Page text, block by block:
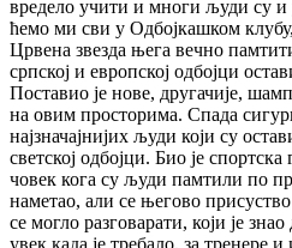
вредело учити и многи људи су и
ћемо ми сви у Одбојкашком
Црвена звезда њега вечно
српској и европској одбојци
Поставио је нове, другачије,
на овим просторима. Спада
најзначајнијих људи који су
светској одбојци. Био је
човек кога су људи памтили по
наметао, али се његово
се могло разговарати, који је
увек када је требало, за тренере